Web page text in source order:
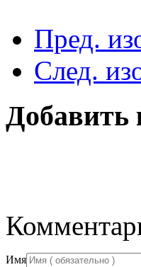
Пред.
След.
Добавить
Имя